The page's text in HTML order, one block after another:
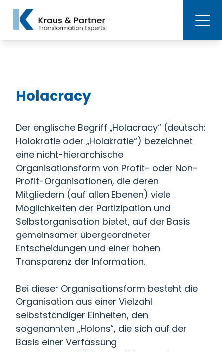
Holacracy
Der englische Begriff „Holacracy“ (deutsch:
Holokratie oder „Holakratie“) bezeichnet
eine nicht-hierarchische
Organisationsform von Profit- oder Non-
Profit-Organisationen, die deren
Mitgliedern (auf allen Ebenen) viele
Möglichkeiten der Partizipation und
Selbstorganisation bietet, auf der Basis
gemeinsamer übergeordneter
Entscheidungen und einer hohen
Transparenz der Information.
Bei dieser Organisationsform besteht die
Organisation aus einer Vielzahl
selbstständiger Einheiten, den
sogenannten „Holons“, die sich auf der
Basis einer Verfassung